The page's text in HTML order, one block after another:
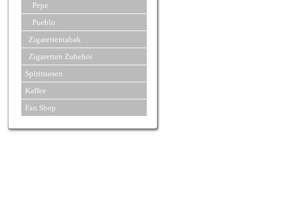
Pepe
Pueblo
Zigarettentabak
Zigaretten Zubehör
Spirituosen
Kaffee
Fan Shop